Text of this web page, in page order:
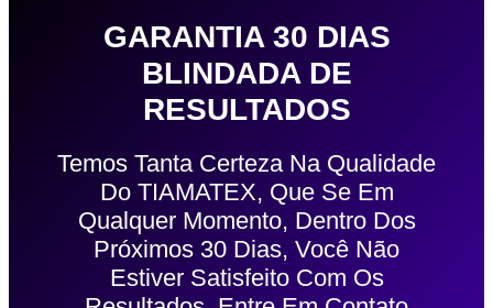
GARANTIA 30 DIAS
BLINDADA DE
RESULTADOS
Temos Tanta Certeza Na Qualidade
Do TIAMATEX, Que Se Em
Qualquer Momento, Dentro Dos
Próximos 30 Dias, Você Não
Estiver Satisfeito Com Os